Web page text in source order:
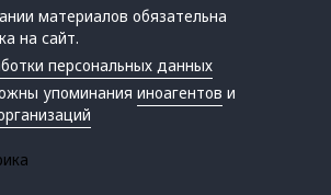
материалов обязательна
на сайт.
персональных данных
упоминанияиноагентов и